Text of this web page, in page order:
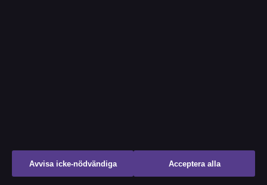
Nöje
Avvisa icke-nödvändiga Acceptera alla